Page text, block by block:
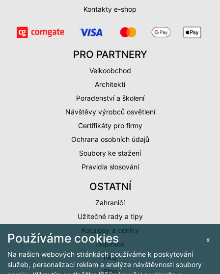
Kontakty e-shop
PRO PARTNERY
Velkoobchod
Architekti
Poradenství a školení
Návštěvy výrobců osvětlení
Certifikáty pro firmy
Ochrana osobních údajů
Soubory ke stažení
Pravidla slosování
OSTATNÍ
Zahraničí
Užitečné rady a tipy
Katalogy a ceníky
Inspirace
FAQ
Blog
x
Používáme cookies
Na našich webových stránkách používáme k poskytování
služeb, personalizaci reklam a analýze návštěvnosti soubory